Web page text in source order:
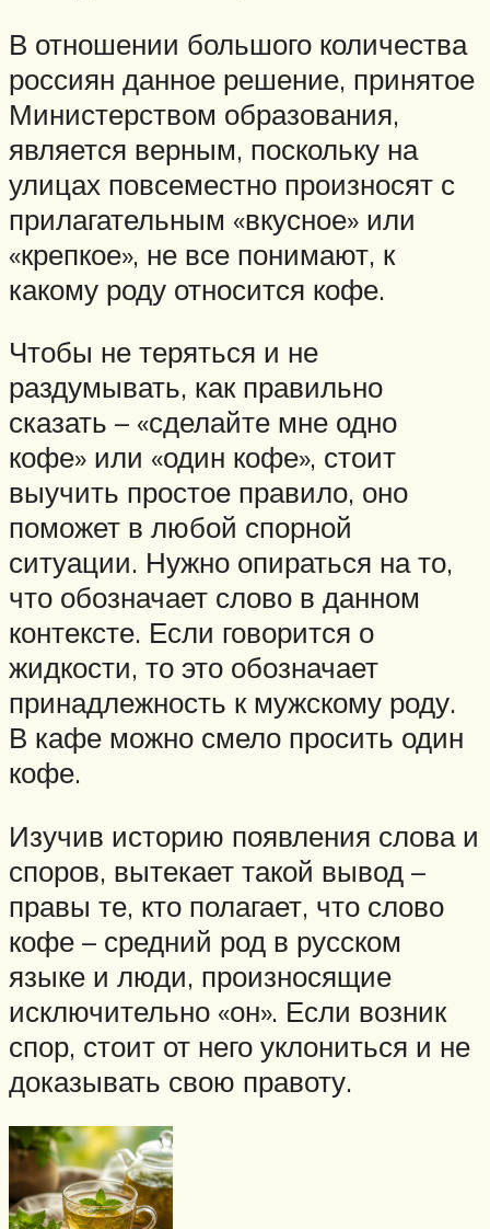
В отношении большого количества
россиян данное решение, принятое
Министерством образования,
является верным, поскольку на
улицах повсеместно произносят с
прилагательным «вкусное» или
«крепкое», не все понимают, к
какому роду относится кофе.
Чтобы не теряться и не
раздумывать, как правильно
сказать – «сделайте мне одно
кофе» или «один кофе», стоит
выучить простое правило, оно
поможет в любой спорной
ситуации. Нужно опираться на то,
что обозначает слово в данном
контексте. Если говорится о
жидкости, то это обозначает
принадлежность к мужскому роду.
В кафе можно смело просить один
кофе.
Изучив историю появления слова и
споров, вытекает такой вывод –
правы те, кто полагает, что слово
кофе – средний род в русском
языке и люди, произносящие
исключительно «он». Если возник
спор, стоит от него уклониться и не
доказывать свою правоту.